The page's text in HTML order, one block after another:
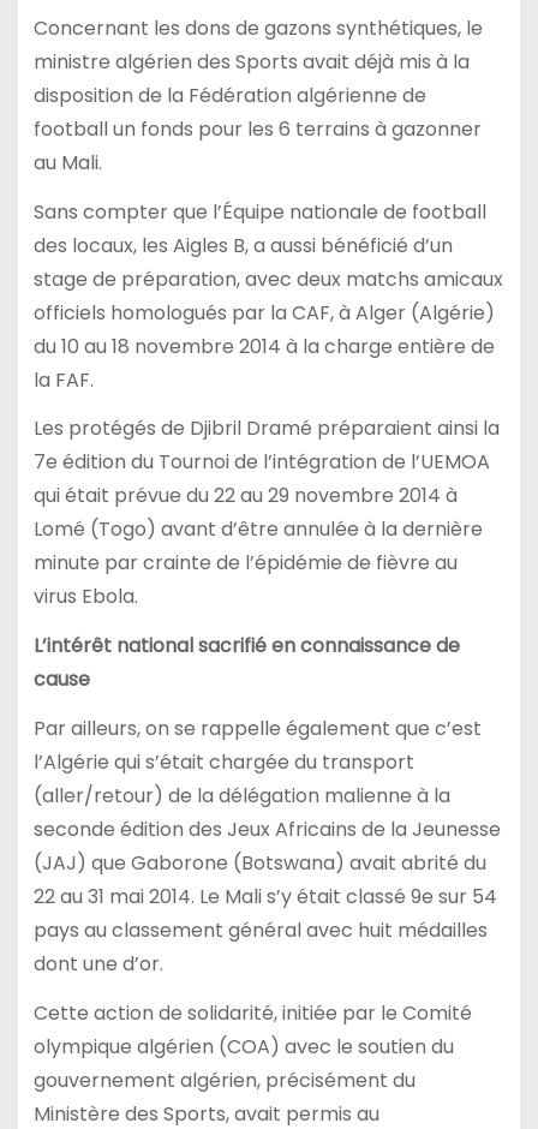
Concernant les dons de gazons synthétiques, le
ministre algérien des Sports avait déjà mis à la
disposition de la Fédération algérienne de
football un fonds pour les 6 terrains à gazonner
au Mali.
Sans compter que l’Équipe nationale de football
des locaux, les Aigles B, a aussi bénéficié d’un
stage de préparation, avec deux matchs amicaux
officiels homologués par la CAF, à Alger (Algérie)
du 10 au 18 novembre 2014 à la charge entière de
la FAF.
Les protégés de Djibril Dramé préparaient ainsi la
7e édition du Tournoi de l’intégration de l’UEMOA
qui était prévue du 22 au 29 novembre 2014 à
Lomé (Togo) avant d’être annulée à la dernière
minute par crainte de l’épidémie de fièvre au
virus Ebola.
L’intérêt national sacrifié en connaissance de
cause
Par ailleurs, on se rappelle également que c’est
l’Algérie qui s’était chargée du transport
(aller/retour) de la délégation malienne à la
seconde édition des Jeux Africains de la Jeunesse
(JAJ) que Gaborone (Botswana) avait abrité du
22 au 31 mai 2014. Le Mali s’y était classé 9e sur 54
pays au classement général avec huit médailles
dont une d’or.
Cette action de solidarité, initiée par le Comité
olympique algérien (COA) avec le soutien du
gouvernement algérien, précisément du
Ministère des Sports, avait permis au